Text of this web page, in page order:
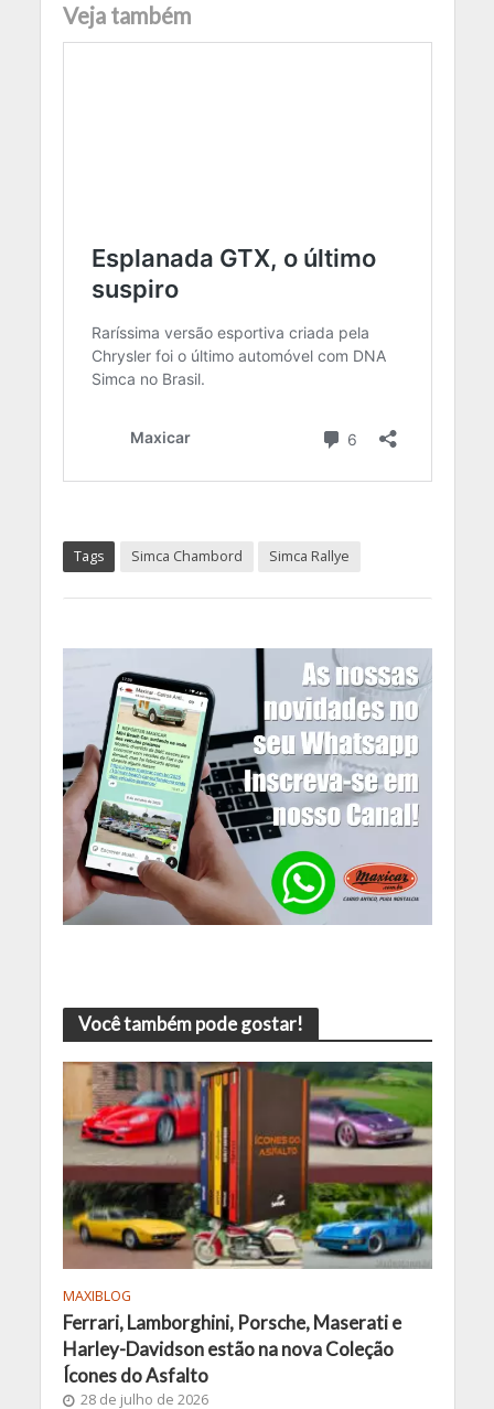
Veja também
Tags Simca Chambord Simca Rallye
Você também pode gostar!
MAXIBLOG
Ferrari, Lamborghini, Porsche, Maserati e
Harley-Davidson estão na nova Coleção
Ícones do Asfalto
28 de julho de 2026